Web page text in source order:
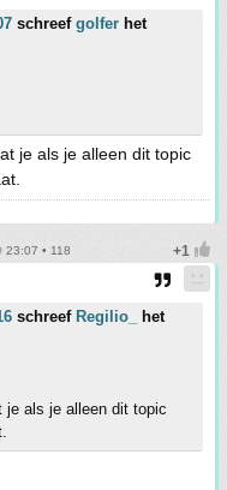
schreef golfer het
je als je alleen dit topic
23:07 • 118
schreef Regilio_
het
je als je alleen dit topic